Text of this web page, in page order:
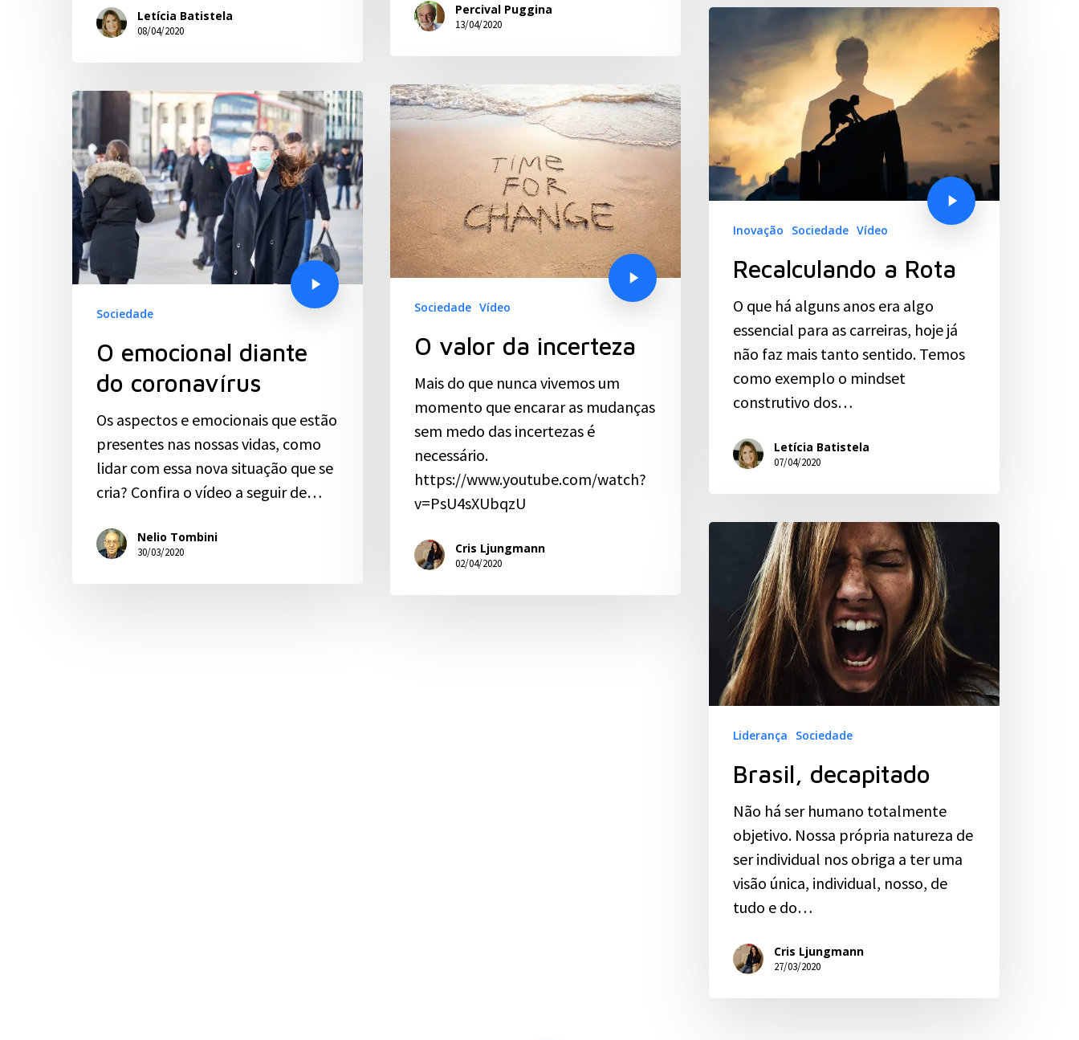
Percival Puggina
13/04/2020
Letícia Batistela
08/04/2020
Inovação Sociedade Vídeo
Recalculando a Rota
O que há alguns anos era algo
essencial para as carreiras, hoje já
não faz mais tanto sentido. Temos
como exemplo o mindset
construtivo dos…
Letícia Batistela
07/04/2020
Sociedade Vídeo
O valor da incerteza
Mais do que nunca vivemos um
momento que encarar as mudanças
sem medo das incertezas é
necessário.
https://www.youtube.com/watch?
v=PsU4sXUbqzU
Cris Ljungmann
02/04/2020
Sociedade
O emocional diante
do coronavírus
Os aspectos e emocionais que estão
presentes nas nossas vidas, como
lidar com essa nova situação que se
cria? Confira o vídeo a seguir de…
Nelio Tombini
30/03/2020
Liderança Sociedade
Brasil, decapitado
Não há ser humano totalmente
objetivo. Nossa própria natureza de
ser individual nos obriga a ter uma
visão única, individual, nosso, de
tudo e do…
Cris Ljungmann
27/03/2020